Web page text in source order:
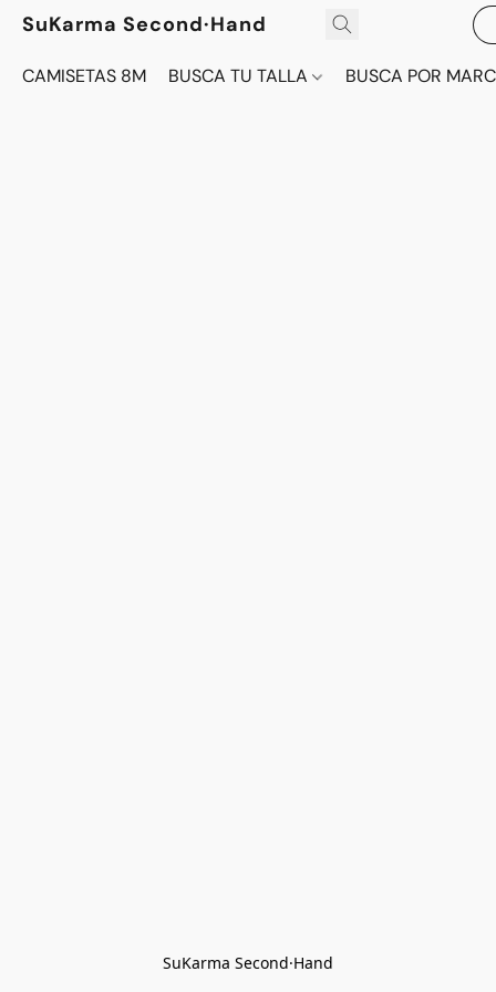
SuKarma Second·Hand
CAMISETAS 8M BUSCA TU TALLA BUSCA POR
SuKarma Second·Hand